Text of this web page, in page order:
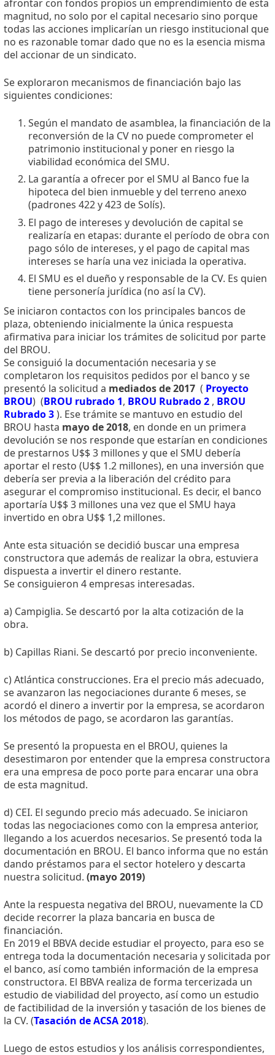
afrontar con fondos propios un emprendimiento de esta
magnitud, no solo por el capital necesario sino porque
todas las acciones implicarían un riesgo institucional que
no es razonable tomar dado que no es la esencia misma
del accionar de un sindicato.
Se exploraron mecanismos de financiación bajo las
siguientes condiciones:
Según el mandato de asamblea, la financiación de la
reconversión de la CV no puede comprometer el
patrimonio institucional y poner en riesgo la
viabilidad económica del SMU.
La garantía a ofrecer por el SMU al Banco fue la
hipoteca del bien inmueble y del terreno anexo
(padrones 422 y 423 de Solís).
El pago de intereses y devolución de capital se
realizaría en etapas: durante el período de obra con
pago sólo de intereses, y el pago de capital mas
intereses se haría una vez iniciada la operativa.
El SMU es el dueño y responsable de la CV. Es quien
tiene personería jurídica (no así la CV).
Se iniciaron contactos con los principales bancos de
plaza, obteniendo inicialmente la única respuesta
afirmativa para iniciar los trámites de solicitud por parte
del BROU.
Se consiguió la documentación necesaria y se
completaron los requisitos pedidos por el banco y se
presentó la solicitud a mediados de 2017 ( Proyecto
BROU) (BROU rubrado 1, BROU Rubrado 2 , BROU
Rubrado 3). Ese trámite se mantuvo en estudio del
BROU hasta mayo de 2018, en donde en un primera
devolución se nos responde que estarían en condiciones
de prestarnos U$$ 3 millones y que el SMU debería
aportar el resto (U$$ 1.2 millones), en una inversión que
debería ser previa a la liberación del crédito para
asegurar el compromiso institucional. Es decir, el banco
aportaría U$$ 3 millones una vez que el SMU haya
invertido en obra U$$ 1,2 millones.
Ante esta situación se decidió buscar una empresa
constructora que además de realizar la obra, estuviera
dispuesta a invertir el dinero restante.
Se consiguieron 4 empresas interesadas.
a) Campiglia. Se descartó por la alta cotización de la
obra.
b) Capillas Riani. Se descartó por precio inconveniente.
c) Atlántica construcciones. Era el precio más adecuado,
se avanzaron las negociaciones durante 6 meses, se
acordó el dinero a invertir por la empresa, se acordaron
los métodos de pago, se acordaron las garantías.
Se presentó la propuesta en el BROU, quienes la
desestimaron por entender que la empresa constructora
era una empresa de poco porte para encarar una obra
de esta magnitud.
d) CEI. El segundo precio más adecuado. Se iniciaron
todas las negociaciones como con la empresa anterior,
llegando a los acuerdos necesarios. Se presentó toda la
documentación en BROU. El banco informa que no están
dando préstamos para el sector hotelero y descarta
nuestra solicitud. (mayo 2019)
Ante la respuesta negativa del BROU, nuevamente la CD
decide recorrer la plaza bancaria en busca de
financiación.
En 2019 el BBVA decide estudiar el proyecto, para eso se
entrega toda la documentación necesaria y solicitada por
el banco, así como también información de la empresa
constructora. El BBVA realiza de forma tercerizada un
estudio de viabilidad del proyecto, así como un estudio
de factibilidad de la inversión y tasación de los bienes de
la CV. (Tasación de ACSA 2018).
Luego de estos estudios y los análisis correspondientes,